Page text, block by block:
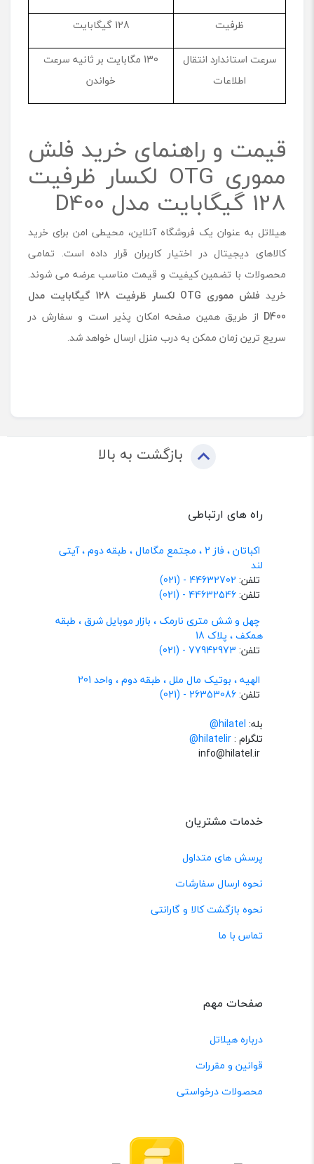
ظرفیت
128 گیگابایت
سرعت استاندارد انتقال
اطلاعات
130 مگابایت بر ثانیه سرعت
خواندن
قیمت و راهنمای خرید فلش
مموری OTG لکسار ظرفیت
128 گیگابایت مدل D400
هیلاتل به عنوان یک فروشگاه آنلاین، محیطی امن برای خرید
کالاهای دیجیتال در اختیار کاربران قرار داده است. تمامی
محصولات با تضمین کیفیت و قیمت مناسب عرضه می شوند.
خرید فلش مموری OTG لکسار ظرفیت 128 گیگابایت مدل
D400 از طریق همین صفحه امکان پذیر است و سفارش در
سریع ترین زمان ممکن به درب منزل ارسال خواهد شد.
بازگشت به بالا
راه های ارتباطی
اکباتان ، فاز 2 ، مجتمع مگامال ، طبقه دوم ، آیتی
لند
تلفن: 44632702 - (021)
تلفن:44632546 - (021)
چهل و شش متری نارمک ، بازار موبایل شرق ، طبقه
همکف ، پلاک 18
تلفن: 77942973 - (021)
الهیه ، بوتیک مال ملل ، طبقه دوم ، واحد 201
تلفن:26353086 - (021)
بله: hilatel@
تلگرام :@hilatelir
خدمات مشتریان
پرسش های متداول
نحوه ارسال سفارشات
نحوه بازگشت کالا و گارانتی
تماس با ما
صفحات مهم
درباره هیلاتل
قوانین و مقررات
محصولات درخواستی